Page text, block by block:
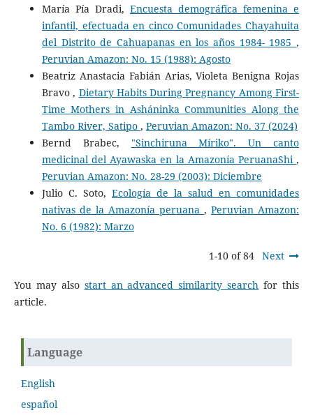
María Pía Dradi, Encuesta demográfica femenina e
infantil, efectuada en cinco Comunidades Chayahuita
del Distrito de Cahuapanas en los años 1984- 1985,
Peruvian Amazon: No. 15 (1988): Agosto
Beatriz Anastacia Fabián Arias, Violeta Benigna Rojas
Bravo , Dietary Habits During Pregnancy Among First-
Time Mothers in Asháninka Communities Along the
Tambo River, Satipo , Peruvian Amazon: No. 37 (2024)
Bernd Brabec, "Sinchiruna Míriko". Un canto
medicinal del Ayawaska en la Amazonía PeruanaShi,
Peruvian Amazon: No. 28-29 (2003): Diciembre
Julio C. Soto, Ecología de la salud en comunidades
nativas de la Amazonía peruana,Peruvian Amazon:
No. 6 (1982): Marzo
1-10 of 84 Next
You may also start an advanced similarity search for this
article.
Language
English
español